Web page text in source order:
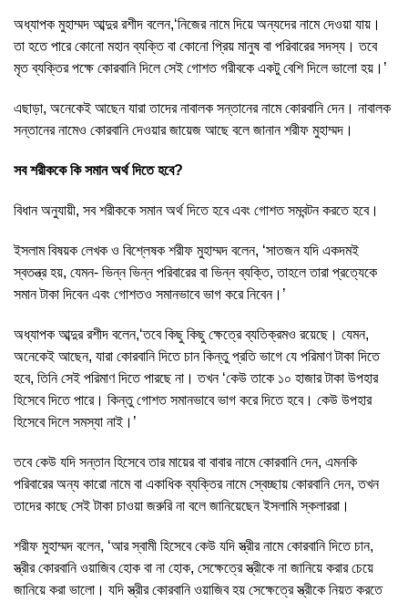
অধ্যাপক মুহাম্মদ আব্দুর রশীদ বলেন,‘নিজের নামে দিয়ে অন্যদের নামে দেওয়া যায়।
তা হতে পারে কোনো মহান ব্যক্তি বা কোনো প্রিয় মানুষ বা পরিবারের সদস্য। তবে
মৃত ব্যক্তির পক্ষে কোরবানি দিলে সেই গোশত গরীবকে একটু বেশি দিলে ভালো হয়।’
এছাড়া, অনেকেই আছেন যারা তাদের নাবালক সন্তানের নামে কোরবানি দেন। নাবালক
সন্তানের নামেও কোরবানি দেওয়ার জায়েজ আছে বলে জানান শরীফ মুহাম্মদ।
সব শরীককে কি সমান অর্থ দিতে হবে?
বিধান অনুযায়ী, সব শরীককে সমান অর্থ দিতে হবে এবং গোশত সমবন্টন করতে হবে।
ইসলাম বিষয়ক লেখক ও বিশ্লেষক শরীফ মুহাম্মদ বলেন, ‘সাতজন যদি একদমই
স্বতন্ত্র হয়, যেমন- ভিন্ন ভিন্ন পরিবারের বা ভিন্ন ব্যক্তি, তাহলে তারা প্রত্যেকে
সমান টাকা দিবেন এবং গোশতও সমানভাবে ভাগ করে নিবেন।’
অধ্যাপক আব্দুর রশীদ বলেন,‘তবে কিছু কিছু ক্ষেত্রে ব্যতিক্রমও রয়েছে। যেমন,
অনেকেই আছেন, যারা কোরবানি দিতে চান কিন্তু প্রতি ভাগে যে পরিমাণ টাকা দিতে
হবে, তিনি সেই পরিমাণ দিতে পারছে না। তখন ‘কেউ তাকে ১০ হাজার টাকা উপহার
হিসেবে দিতে পারে। কিন্তু গোশত সমানভাবে ভাগ করে দিতে হবে। কেউ উপহার
হিসেবে দিলে সমস্যা নাই।’
তবে কেউ যদি সন্তান হিসেবে তার মায়ের বা বাবার নামে কোরবানি দেন, এমনকি
পরিবারের অন্য কারো নামে বা একাধিক ব্যক্তির নামে স্বেচ্ছায় কোরবানি দেন, তখন
তাদের কাছে সেই টাকা চাওয়া জরুরি না বলে জানিয়েছেন ইসলামি স্কলাররা।
শরীফ মুহাম্মদ বলেন, ‘আর স্বামী হিসেবে কেউ যদি স্ত্রীর নামে কোরবানি দিতে চান,
স্ত্রীর কোরবানি ওয়াজিব হোক বা না হোক, সেক্ষেত্রে স্ত্রীকে না জানিয়ে করার চেয়ে
জানিয়ে করা ভালো। যদি স্ত্রীর কোরবানি ওয়াজিব হয় সেক্ষেত্রে স্ত্রীকে নিয়ত করতে